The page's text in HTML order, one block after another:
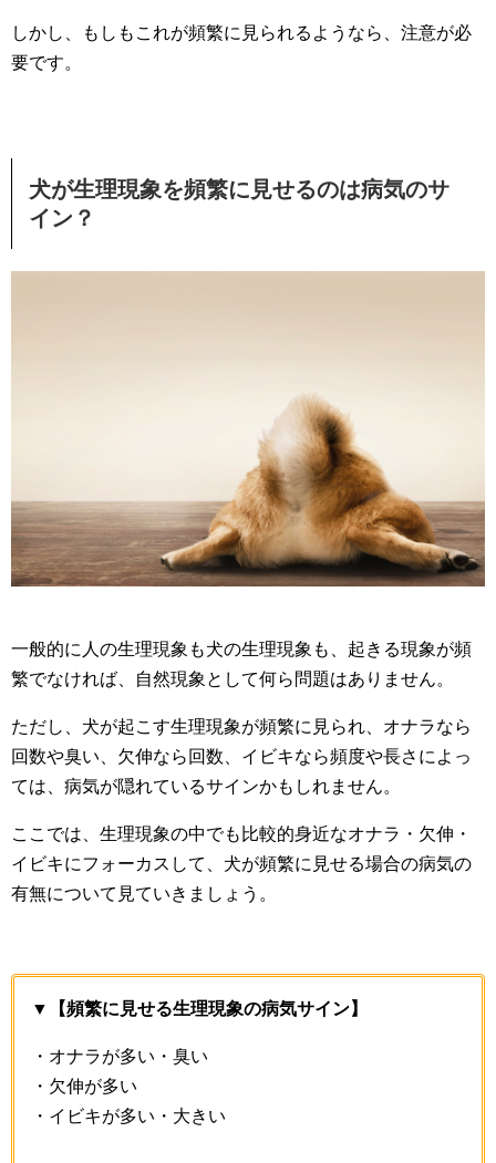
しかし、もしもこれが頻繁に見られるようなら、注意が必
要です。
犬が生理現象を頻繁に見せるのは病気のサ
イン？
一般的に人の生理現象も犬の生理現象も、起きる現象が頻
繁でなければ、自然現象として何ら問題はありません。
ただし、犬が起こす生理現象が頻繁に見られ、オナラなら
回数や臭い、欠伸なら回数、イビキなら頻度や長さによっ
ては、病気が隠れているサインかもしれません。
ここでは、生理現象の中でも比較的身近なオナラ・欠伸・
イビキにフォーカスして、犬が頻繁に見せる場合の病気の
有無について見ていきましょう。
▼【頻繁に見せる生理現象の病気サイン】
・オナラが多い・臭い
・欠伸が多い
・イビキが多い・大きい